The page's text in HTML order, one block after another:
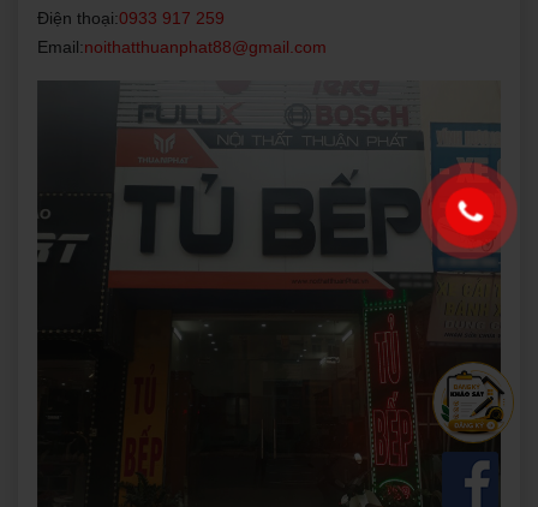
Điện thoại:0933 917 259
Email:noithatthuanphat88@gmail.com